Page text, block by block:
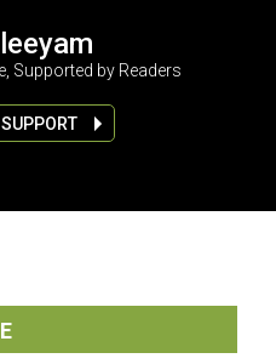
Supported by Readers
SUPPORT